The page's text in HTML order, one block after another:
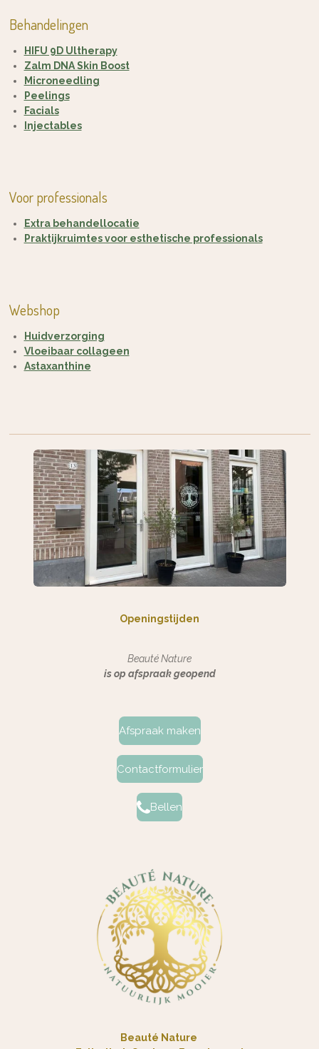
Behandelingen
HIFU 9D Ultherapy
Zalm DNA Skin Boost
Microneedling
Peelings
Facials
Injectables
Voor professionals
Extra behandellocatie
Praktijkruimtes voor esthetische professionals
Webshop
Huidverzorging
Vloeibaar collageen
Astaxanthine
Openingstijden
Beauté Nature
is op afspraak geopend
Afspraak maken
Contactformulier
Bellen
Beauté Nature